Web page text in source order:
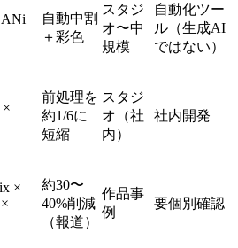
自動中割
＋彩色
スタジ
オ〜中
規模
自動化ツー
ル（生成AI
ではない）
前処理を
約1/6に
短縮
スタジ
オ（社
内）
社内開発
×
約30〜
40%削減
（報道）
作品事
例
要個別確認